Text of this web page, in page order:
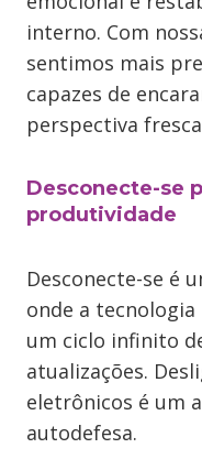
interno. Com
sentimos mais
capazes de
perspectiva
Desconecte-se
produtividade
Desconecte-se é
onde a
um ciclo infinito
atualizações.
eletrônicos é um
autodefesa.